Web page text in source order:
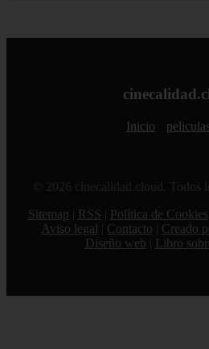
Inicio
© 2026 cinecalidad.cloud. Todos
Sitemap
RSS Política de Cookies
Aviso legal
Contacto
Creado
Diseño web
Libro